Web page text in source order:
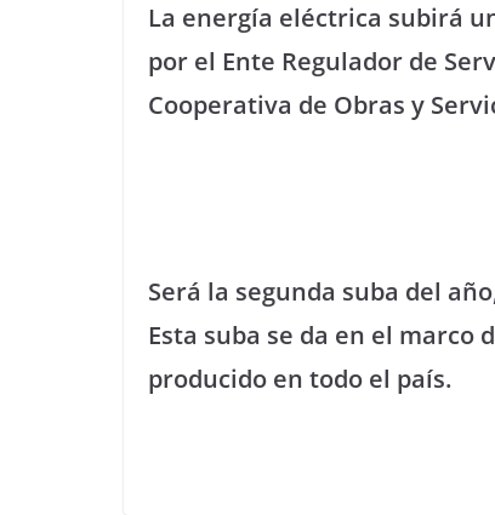
La energía eléctrica subirá
por el Ente Regulador de
Cooperativa de Obras y
Será la segunda suba del
Esta suba se da en el
producido en todo el país.